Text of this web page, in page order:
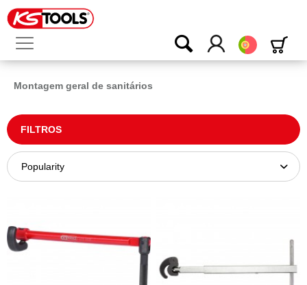
Português
Montagem geral de sanitários
FILTROS